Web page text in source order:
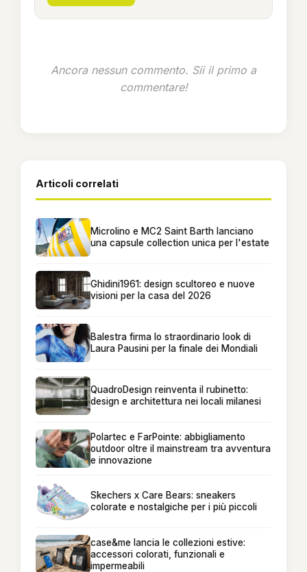
Ancora nessun commento. Sii il primo a
commentare!
Articoli correlati
Microlino e MC2 Saint Barth lanciano
una capsule collection unica per l'estate
Ghidini1961: design scultoreo e nuove
visioni per la casa del 2026
Balestra firma lo straordinario look di
Laura Pausini per la finale dei Mondiali
QuadroDesign reinventa il rubinetto:
design e architettura nei locali milanesi
Polartec e FarPointe: abbigliamento
outdoor oltre il mainstream tra avventura
e innovazione
Skechers x Care Bears: sneakers
colorate e nostalgiche per i più piccoli
case&me lancia le collezioni estive:
accessori colorati, funzionali e
impermeabili